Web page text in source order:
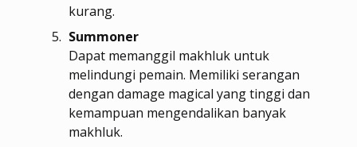
kurang.
Summoner
Dapat memanggil makhluk untuk
melindungi pemain. Memiliki serangan
dengan damage magical yang tinggi dan
kemampuan mengendalikan banyak
makhluk.